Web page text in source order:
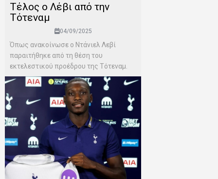
Τέλος ο Λέβι από την
Τότεναμ
04/09/2025
Όπως ανακοίνωσε ο Ντάνιελ Λεβί
παραιτήθηκε από τη θέση του
εκτελεστικού προέδρου της Τότεναμ.